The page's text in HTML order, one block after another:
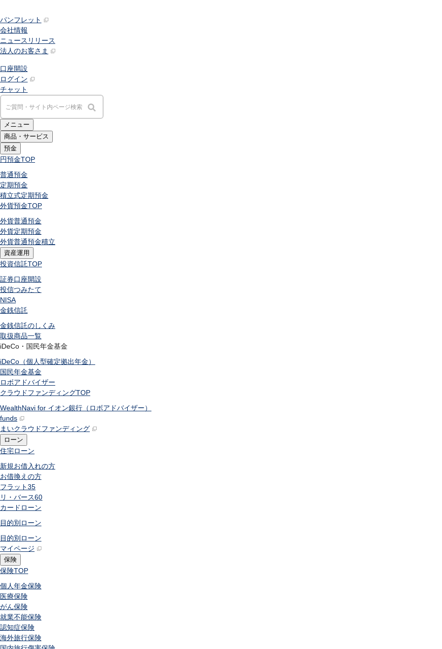
パンフレット
会社情報
ニュースリリース
法人のお客さま
口座開設
ログイン
チャット
メニュー
商品・サービス
預金
円預金TOP
普通預金
定期預金
積立式定期預金
外貨預金TOP
外貨普通預金
外貨定期預金
外貨普通預金積立
資産運用
投資信託TOP
証券口座開設
投信つみたて
NISA
金銭信託
金銭信託のしくみ
取扱商品一覧
iDeCo・国民年金基金
iDeCo（個人型確定拠出年金）
国民年金基金
ロボアドバイザー
クラウドファンディングTOP
WealthNavi for イオン銀行（ロボアドバイザー）
funds
まいクラウドファンディング
ローン
住宅ローン
新規お借入れの方
お借換えの方
フラット35
リ・バース60
カードローン
目的別ローン
目的別ローン
マイページ
保険
保険TOP
個人年金保険
医療保険
がん保険
就業不能保険
認知症保険
海外旅行保険